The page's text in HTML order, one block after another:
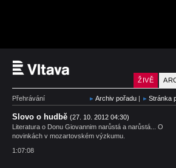
Český
ŽIVĚ
Přehrávání Archiv pořadu | Stránka
Slovo o hudbě (27. 10. 2012 04:30)
Literatura o Donu Giovannim narůstá a narůstá... O
novinkách v mozartovském výzkumu.
1:07:08